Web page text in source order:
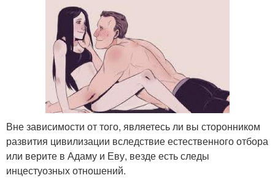
Вне зависимости от того, являетесь ли вы сторонником
развития цивилизации вследствие естественного отбора
или верите в Адаму и Еву, везде есть следы
инцестуозных отношений.